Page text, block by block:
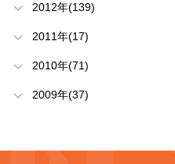
2012年(139)
2011年(17)
2010年(71)
2009年(37)